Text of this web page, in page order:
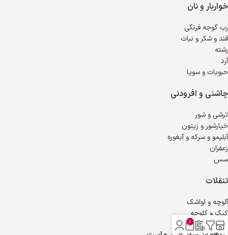
خواربار و نان
رب گوجه فرنگی
قند و شکر و نبات
رشته
آرد
حبوبات و سویا
چاشنی و افرودنی
ترشی و شور
خیارشور و زیتون
آبلیمو و سرکه و آبغوره
زعفران
سس
تنقلات
آلوچه و لواشک
کیک و کلوچه
0